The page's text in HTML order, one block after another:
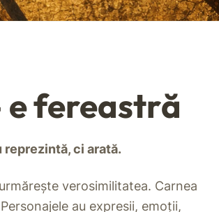
e fereastră
reprezintă, ci arată.
verosimilitatea. Carnea
au expresii, emoții,